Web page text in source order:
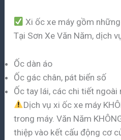
Xi ốc xe máy gồm
Tại Sơn Xe Văn Năm, dịch
Ốc dàn áo
Ốc gác chân, pát biển số
Ốc tay lái, các chi tiết ngoài
Dịch vụ xi ốc xe máy
trong máy. Văn Năm
thiệp vào kết cấu động cơ